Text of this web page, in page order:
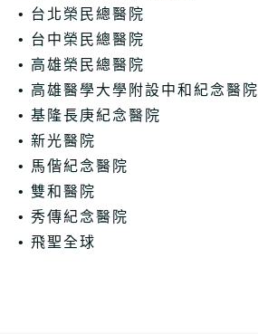
• 台北榮民總醫院
• 台中榮民總醫院
• 高雄榮民總醫院
• 高雄醫學大學附設中和紀念醫院
• 基隆長庚紀念醫院
• 新光醫院
• 馬偕紀念醫院
• 雙和醫院
• 秀傳紀念醫院
• 飛聖全球